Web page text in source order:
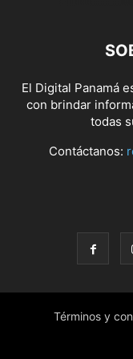
El Digital Panamá
con brindar
todas
Contáctanos:
Términos y